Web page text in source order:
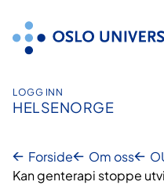
innhold
LOGG INN
HELSENORGE
Forside Om oss
Kan genterapi stoppe